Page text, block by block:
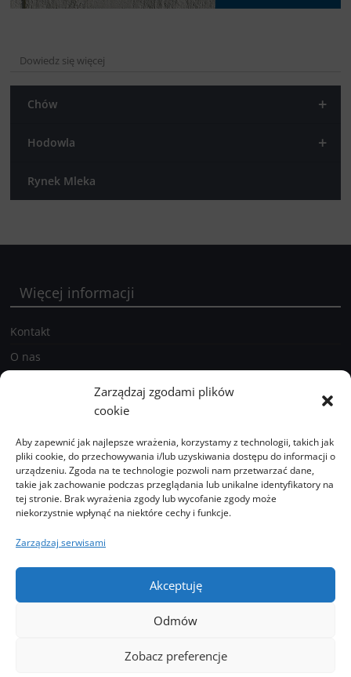
Zarządzaj zgodami plików
cookie
Aby zapewnić jak najlepsze wrażenia, korzystamy z technologii, takich jak
pliki cookie, do przechowywania i/lub uzyskiwania dostępu do informacji o
urządzeniu. Zgoda na te technologie pozwoli nam przetwarzać dane,
takie jak zachowanie podczas przeglądania lub unikalne identyfikatory na
tej stronie. Brak wyrażenia zgody lub wycofanie zgody może
niekorzystnie wpłynąć na niektóre cechy i funkcje.
Zarządzaj serwisami
Akceptuję
Odmów
Zobacz preferencje
Dowiedz się więcej
+
Chów
+
Hodowla
Rynek Mleka
Więcej informacji
Kontakt
O nas
Polityka prywatności holstein.pl
Zobacz
również
Podcasty
Galeria
Prenumerata Polityka prywatności holstein.pl
2026 Hodowla i Chów Bydła.